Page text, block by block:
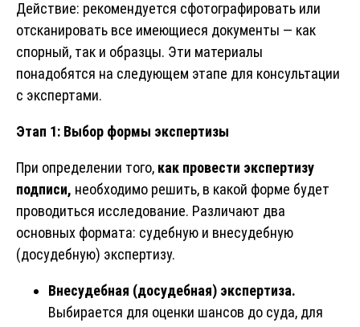
Действие: рекомендуется сфотографировать или
отсканировать все имеющиеся документы — как
спорный, так и образцы. Эти материалы
понадобятся на следующем этапе для консультации
с экспертами.
Этап 1: Выбор формы экспертизы
При определении того, как провести экспертизу
подписи, необходимо решить, в какой форме будет
проводиться исследование. Различают два
основных формата: судебную и внесудебную
(досудебную) экспертизу.
Внесудебная (досудебная) экспертиза.
Выбирается для оценки шансов до суда, для